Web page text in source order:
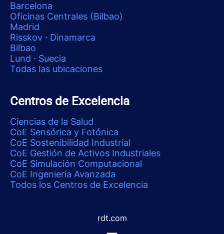
Barcelona
Oficinas Centrales (Bilbao)
Madrid
Risskov · Dinamarca
Bilbao
Lund · Suecia
Todas las ubicaciones
Centros de Excelencia
Ciencias de la Salud
CoE Sensórica y Fotónica
CoE Sostenibilidad Industrial
CoE Gestión de Activos Industriales
CoE Simulación Computacional
CoE Ingeniería Avanzada
Todos los Centros de Excelencia
rdt.com